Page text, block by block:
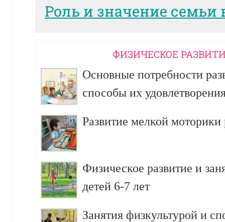
Роль и значение семьи
ФИЗИЧЕСКОЕ
Основные потребности
способы их
Развитие мелкой моторики
Физическое развитие и
детей 6-7 лет
Занятия физкультурой и